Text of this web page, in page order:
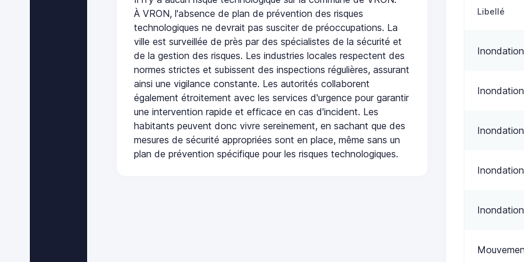
À VRON, l'absence de plan de prévention des risques
technologiques ne devrait pas susciter de préoccupations. La
ville est surveillée de près par des spécialistes de la sécurité et
de la gestion des risques. Les industries locales respectent des
normes strictes et subissent des inspections régulières, assurant
ainsi une vigilance constante. Les autorités collaborent
également étroitement avec les services d'urgence pour garantir
une intervention rapide et efficace en cas d'incident. Les
habitants peuvent donc vivre sereinement, en sachant que des
mesures de sécurité appropriées sont en place, même sans un
plan de prévention spécifique pour les risques technologiques.
Libellé